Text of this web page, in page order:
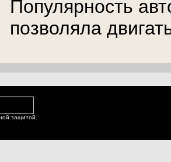
Популярность
позволяла
защитой.